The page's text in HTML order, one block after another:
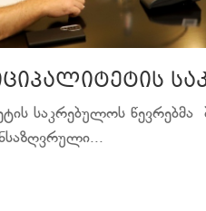
საკრებულოს